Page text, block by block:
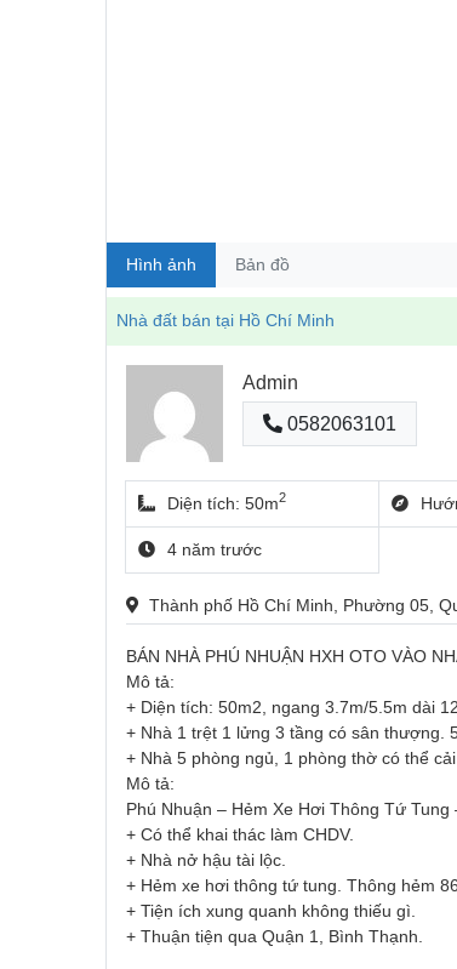
Hình ảnh Bản đồ
Nhà đất bán tại Hồ Chí Minh
Admin
0582063101
Diện tích: 50m2
4 năm trước
Thành phố Hồ Chí Minh, Phường 05,
BÁN NHÀ PHÚ NHUẬN HXH OTO VÀO
Mô tả:
+ Diện tích: 50m2, ngang 3.7m/5.5m dài
+ Nhà 1 trệt 1 lửng 3 tầng có sân thượng.
+ Nhà 5 phòng ngủ, 1 phòng thờ có thể
Mô tả:
Phú Nhuận – Hẻm Xe Hơi Thông Tứ
+ Có thể khai thác làm CHDV.
+ Nhà nở hậu tài lộc.
+ Hẻm xe hơi thông tứ tung. Thông hẻm
+ Tiện ích xung quanh không thiếu gì.
+ Thuận tiện qua Quận 1, Bình Thạnh.